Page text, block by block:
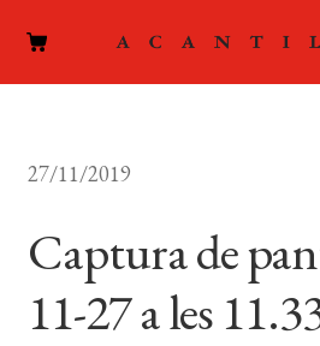
PODCAST
27/11/2019
Captura de
11-27 a les